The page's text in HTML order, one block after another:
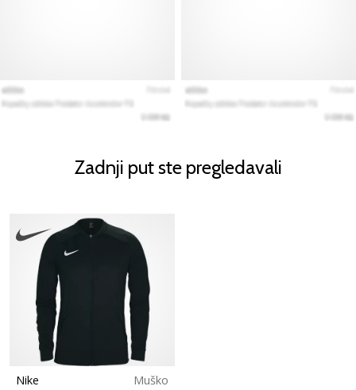
Zadnji put ste pregledavali
Nike
Muško